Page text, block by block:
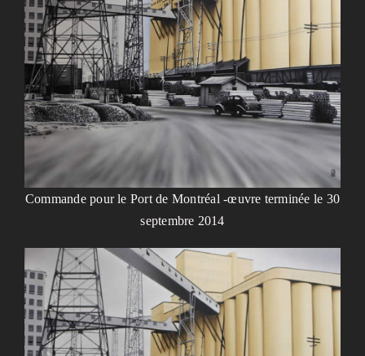
Commande pour le Port de Montréal -œuvre terminée le 30
septembre 2014